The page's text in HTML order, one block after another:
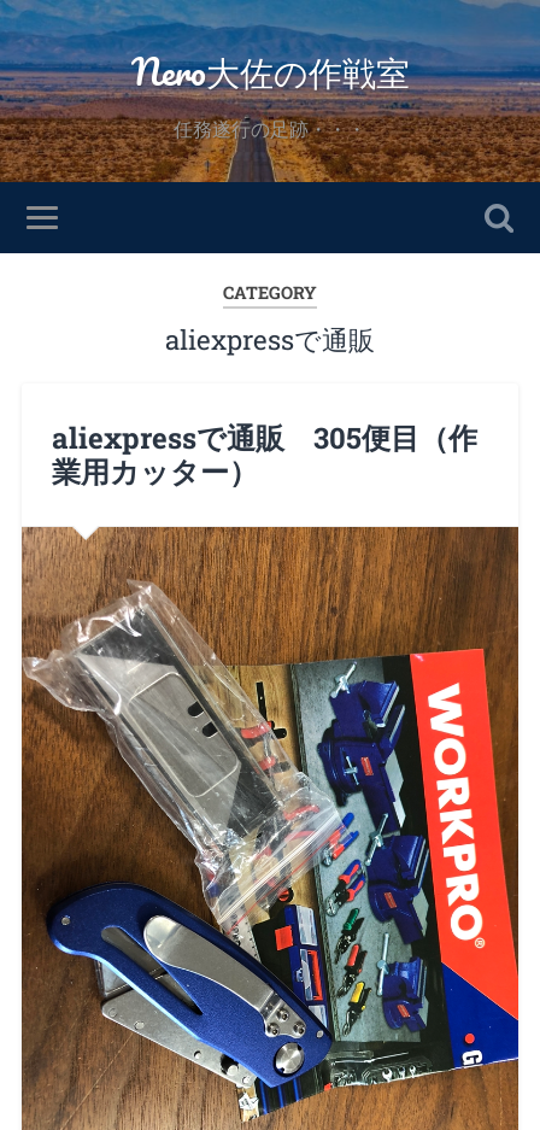
Nero大佐の作戦室
任務遂行の足跡・・・
CATEGORY
aliexpressで通販
aliexpressで通販 305便目（作
業用カッター）